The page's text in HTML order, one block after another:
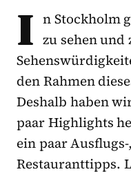
I n Stockholm
zu sehen und
den Rahmen
Deshalb haben
paar Highlights
ein paar
Restauranttipps.